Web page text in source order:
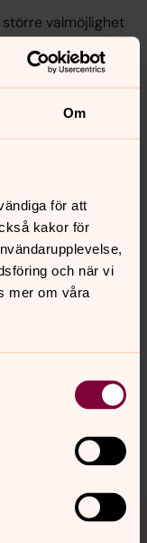
Om
för att
kakor för
och när vi
mer om våra
valmöjlighet
återanvändning
år förflutit sedan